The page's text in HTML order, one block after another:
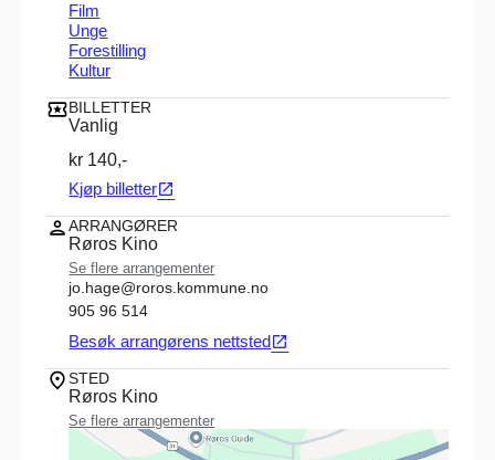
Film
Unge
Forestilling
Kultur
BILLETTER
Vanlig
kr 140,-
Kjøp billetteropen_in_new
ARRANGØRER
Røros Kino
Se flere arrangementer
jo.hage@roros.kommune.no
905 96 514
Besøk arrangørens nettsted open_in_new
STED
Røros Kino
Se flere arrangementer